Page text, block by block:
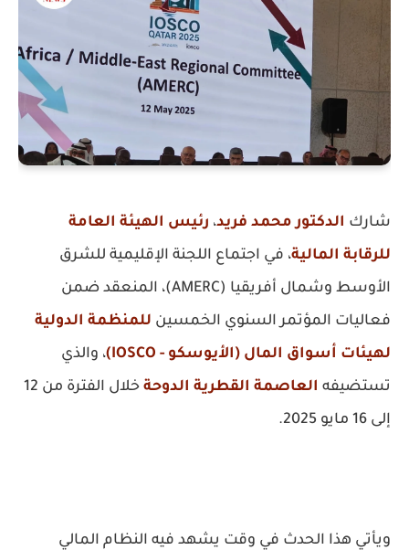
شارك الدكتور محمد فريد، رئيس الهيئة العامة
للرقابة المالية، في اجتماع اللجنة الإقليمية للشرق
الأوسط وشمال أفريقيا (AMERC)، المنعقد ضمن
فعاليات المؤتمر السنوي الخمسين للمنظمة الدولية
لهيئات أسواق المال (الأيوسكو - IOSCO)
، والذي
تستضيفه العاصمة القطرية الدوحة
خلال الفترة من 12
إلى 16 مايو 2025.
ويأتي هذا الحدث في وقت يشهد فيه النظام المالي